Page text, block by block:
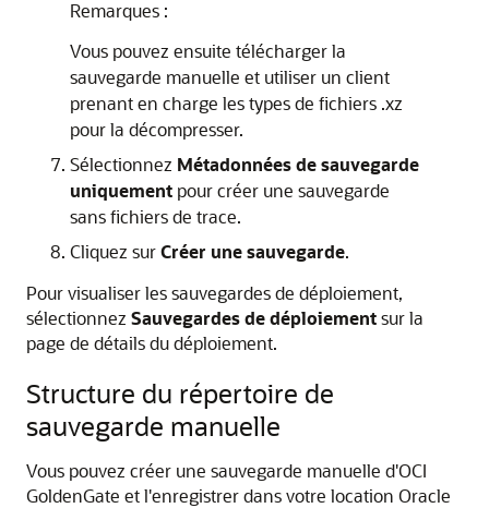
Remarques :
Vous pouvez ensuite télécharger la
sauvegarde manuelle et utiliser un client
prenant en charge les types de fichiers .xz
pour la décompresser.
Sélectionnez Métadonnées de sauvegarde
uniquement pour créer une sauvegarde
sans fichiers de trace.
Cliquez surCréer une sauvegarde.
Pour visualiser les sauvegardes de déploiement,
sélectionnez Sauvegardes de déploiementsur la
page de détails du déploiement.
Structure du répertoire de
sauvegarde manuelle
Vous pouvez créer une sauvegarde manuelle d'OCI
GoldenGate et l'enregistrer dans votre location Oracle